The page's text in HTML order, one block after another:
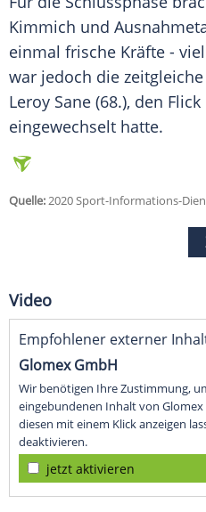
Kimmich und
einmal frische Kräfte -
war jedoch die
Leroy Sane (68.), den Flick
eingewechselt hatte.
Quelle:2020 Sport-Informations-
Video
Empfohlener externer
Glomex GmbH
Wir benötigen Ihre Zustimmung,
eingebundenen Inhalt von Glomex
diesen mit einem Klick anzeigen
deaktivieren.
jetzt aktivieren